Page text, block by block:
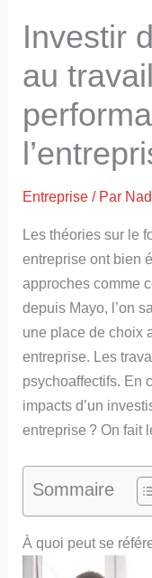
Investir
au
Entreprise / Par
Les théories sur le
entreprise ont bien
approches comme
depuis Mayo, l’on
une place de choix
entreprise. Les
psychoaffectifs. En
impacts d’un
entreprise ? On fait
Sommaire
À quoi peut se